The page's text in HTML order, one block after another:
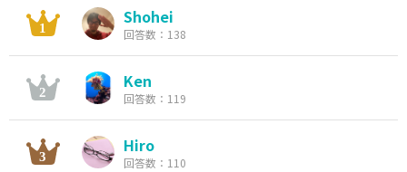
Shohei
回答数：138
Ken
回答数：119
Hiro
回答数：110